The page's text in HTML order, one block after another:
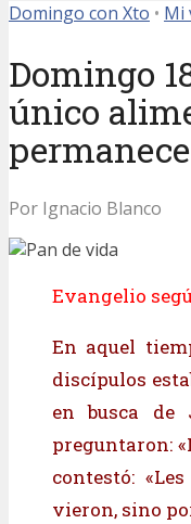
Domingo con Xto • Mi
Domingo
único
permanece
Por Ignacio Blanco
Evangelio
En aquel
discípulos
en busca
preguntaron:
contestó:
vieron, sino